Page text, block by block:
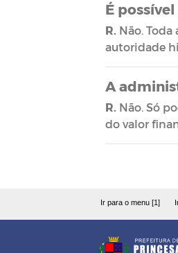
É
R. Não.
autoridade
A
R. Não. Só
do valor
Ir para o menu [1]